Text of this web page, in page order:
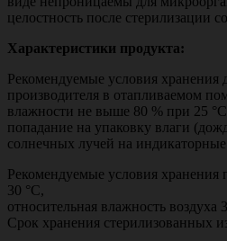
целостность после стерилизации
Характеристики продукта:
Рекомендуемые условия хранения
производителя в отапливаемом
влажности не выше 80 % при 25
попадание на упаковку влаги
солнечных лучей на
Рекомендуемые условия хранения
30 °С,
относительная влажность
Срок хранения стерилизованных